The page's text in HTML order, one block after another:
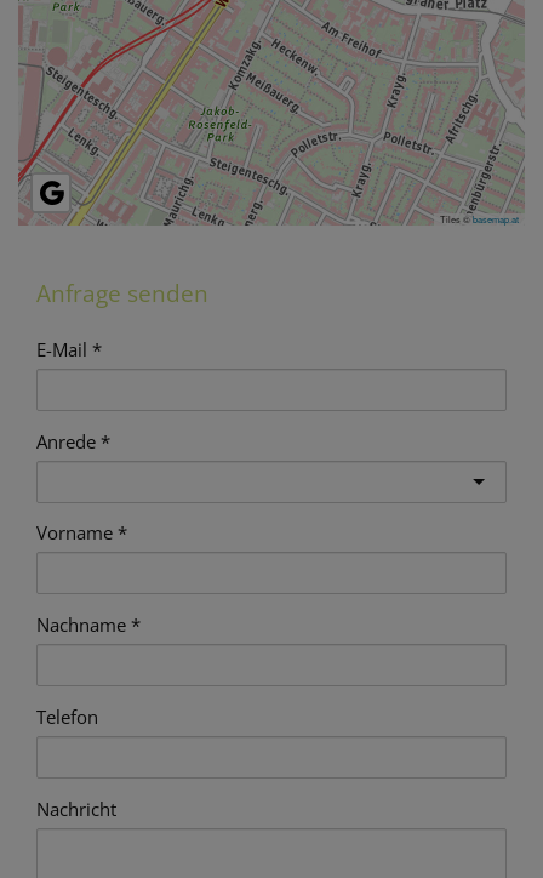
Tiles ©basemap.at
Anfrage senden
E-Mail
Anrede
Vorname
Nachname
Telefon
Nachricht